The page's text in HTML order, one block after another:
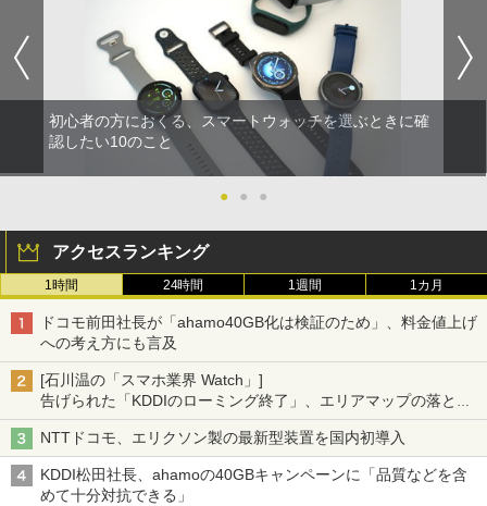
初心者の方におくる、スマートウォッチを選ぶときに確
認したい10のこと
● ● ●
アクセスランキング
1時間 24時間 1週間 1カ月
ドコモ前田社長が「ahamo40GB化は検証のため」、料金値上げ
への考え方にも言及
[石川温の「スマホ業界 Watch」]
告げられた「KDDIのローミング終了」、エリアマップの落とし
穴と楽天モバイルの課題
NTTドコモ、エリクソン製の最新型装置を国内初導入
KDDI松田社長、ahamoの40GBキャンペーンに「品質などを含
めて十分対抗できる」